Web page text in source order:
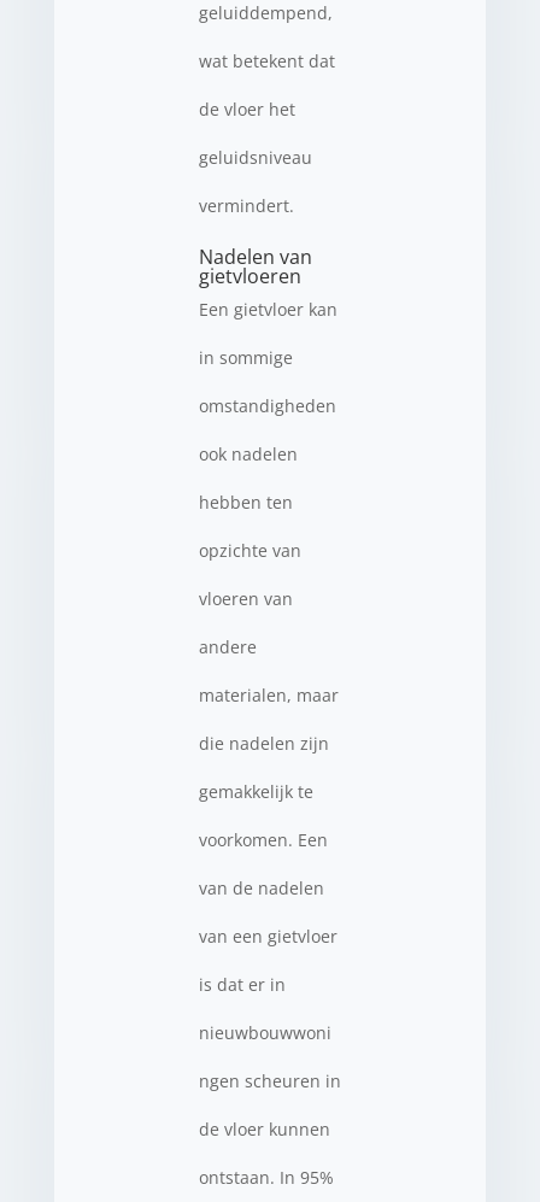
geluiddempend,
wat betekent dat
de vloer het
geluidsniveau
vermindert.
Nadelen van
gietvloeren
Een gietvloer kan
in sommige
omstandigheden
ook nadelen
hebben ten
opzichte van
vloeren van
andere
materialen, maar
die nadelen zijn
gemakkelijk te
voorkomen. Een
van de nadelen
van een gietvloer
is dat er in
nieuwbouwwoni
ngen scheuren in
de vloer kunnen
ontstaan. In 95%